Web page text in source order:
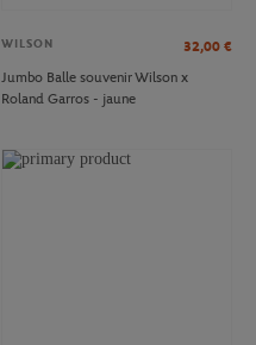
WILSON 32,00 €
Jumbo Balle souvenir Wilson x
Roland Garros - jaune